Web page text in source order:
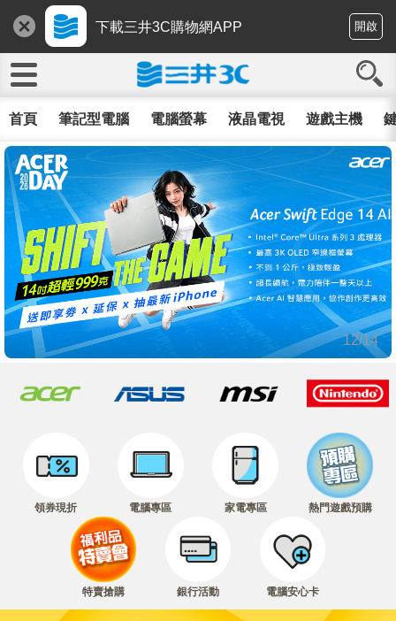
下載三井3C購物網APP 開啟
首頁 筆記型電腦 電腦螢幕 液晶電視 遊戲主機
12/14
領券現折 電腦專區 家電專區 熱門遊戲預購
特賣搶購 銀行活動 電腦安心卡